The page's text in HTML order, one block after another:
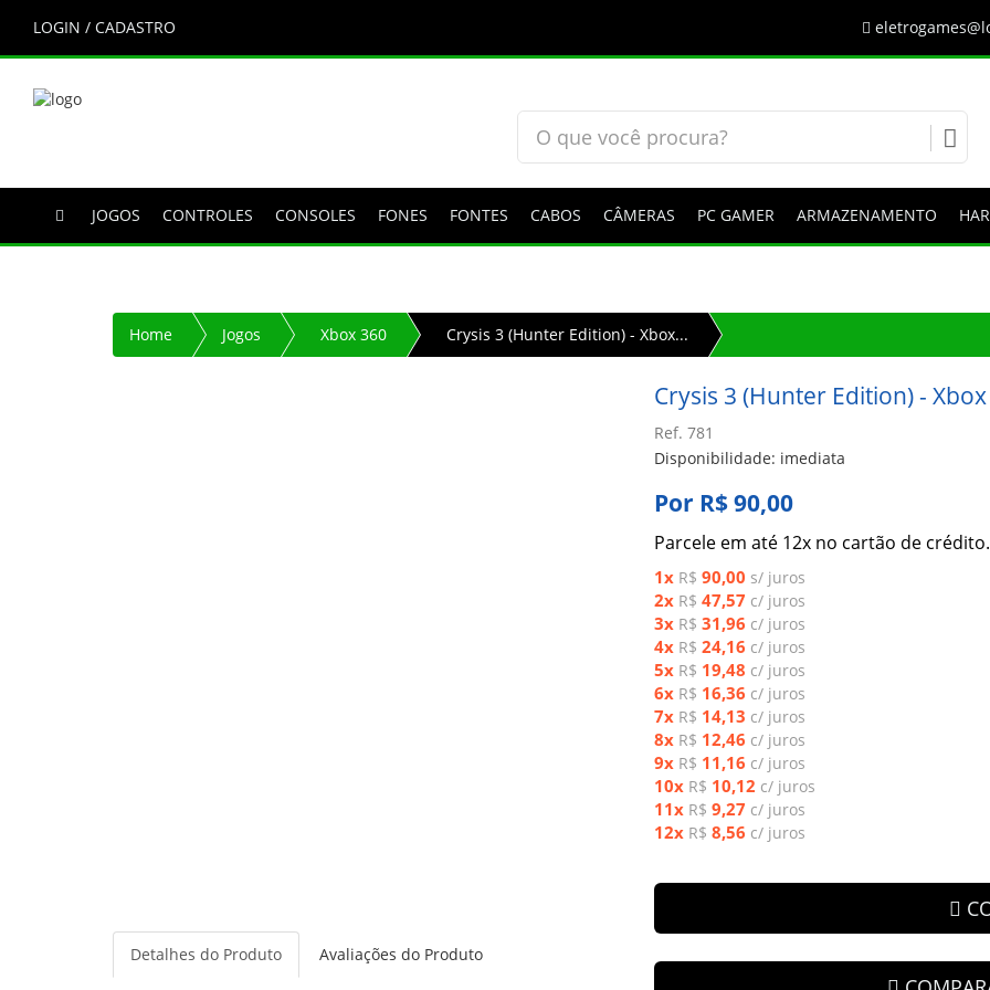
LOGIN / CADASTRO
JOGOS CONTROLES CONSOLES FONES FONTES CABOS CÂMERAS PC GAMER ARMAZENAMENTO
Home Jogos Xbox 360 Crysis 3 (Hunter Edition) - Xbox...
Crysis 3 (Hunter Edition) -
Ref. 781
Disponibilidade: imediata
Por R$ 90,00
Parcele em até 12x no cartão de crédito.
1x R$ 90,00 s/ juros
2x R$ 47,57 c/ juros
3x R$ 31,96 c/ juros
4x R$ 24,16 c/ juros
5x R$ 19,48 c/ juros
6x R$ 16,36 c/ juros
7x R$ 14,13 c/ juros
8x R$ 12,46 c/ juros
9x R$ 11,16 c/ juros
10x R$ 10,12 c/ juros
11x R$ 9,27 c/ juros
12x R$ 8,56 c/ juros
Detalhes do Produto Avaliações do Produto